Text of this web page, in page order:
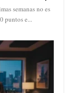
semanas no es
puntos e...